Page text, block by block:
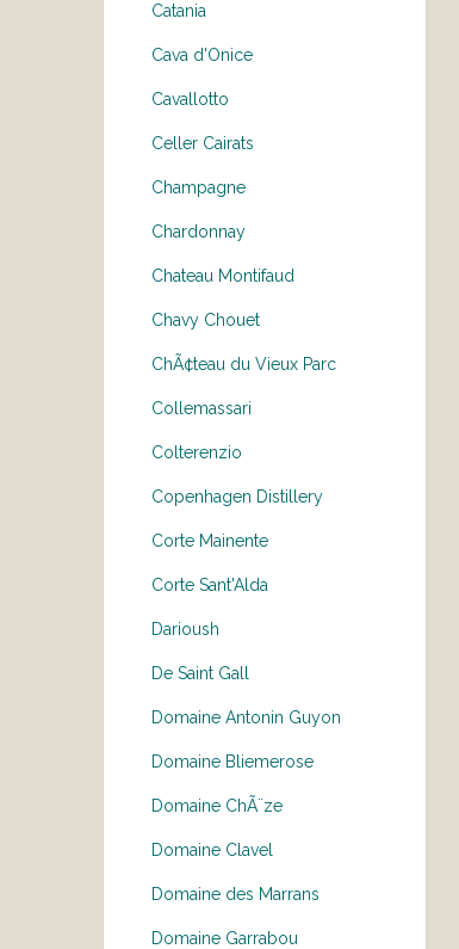
Catania
Cava d'Onice
Cavallotto
Celler Cairats
Champagne
Chardonnay
Chateau Montifaud
Chavy Chouet
ChÃ¢teau du Vieux Parc
Collemassari
Colterenzio
Copenhagen Distillery
Corte Mainente
Corte Sant'Alda
Darioush
De Saint Gall
Domaine Antonin Guyon
Domaine Bliemerose
Domaine ChÃ¨ze
Domaine Clavel
Domaine des Marrans
Domaine Garrabou